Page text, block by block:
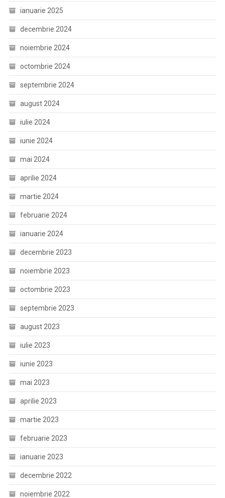
ianuarie 2025
decembrie 2024
noiembrie 2024
octombrie 2024
septembrie 2024
august 2024
iulie 2024
iunie 2024
mai 2024
aprilie 2024
martie 2024
februarie 2024
ianuarie 2024
decembrie 2023
noiembrie 2023
octombrie 2023
septembrie 2023
august 2023
iulie 2023
iunie 2023
mai 2023
aprilie 2023
martie 2023
februarie 2023
ianuarie 2023
decembrie 2022
noiembrie 2022